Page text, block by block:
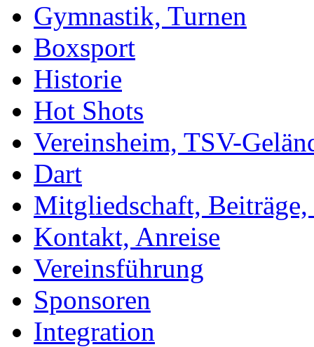
Gymnastik, Turnen
Boxsport
Historie
Hot Shots
Vereinsheim, TSV-
Dart
Mitgliedschaft,
Kontakt, Anreise
Vereinsführung
Sponsoren
Integration